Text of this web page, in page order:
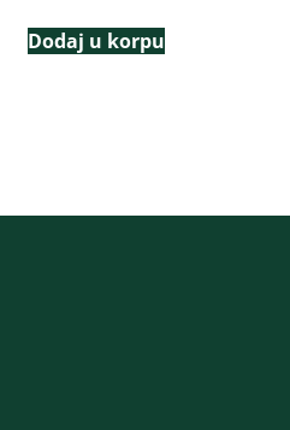
Dodaj u korpu